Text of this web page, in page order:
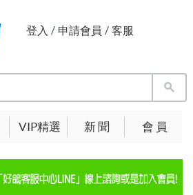
登入 / 申請會員 / 客服
VIP精選 新 聞 會 員